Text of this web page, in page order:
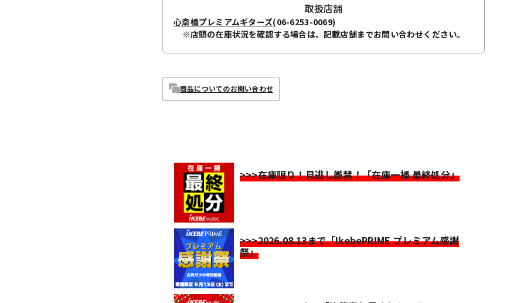
取扱店舗
心斎橋プレミアムギターズ(06-6253-0069)
※店頭の在庫状況を確認する場合は、記載店舗までお問い合わせください。
商品についてのお問い合わせ
>>>在庫限り！見逃し厳禁！「在庫一掃 最終処分」
>>>2026.08.13まで「IkebePRIME プレミアム感謝
祭」